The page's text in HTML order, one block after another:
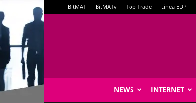
BitMAT BitMATv Top Trade Linea EDP
NEWS INTERNET